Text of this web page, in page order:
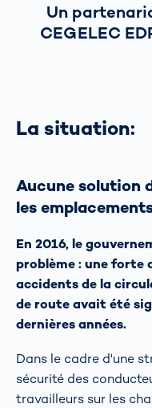
Un
CEGELEC
La situation:
Aucune solution
les
En 2016, le
problème : une forte
accidents de la
de route avait été
dernières années.
Dans le cadre d'une
sécurité des
travailleurs sur les